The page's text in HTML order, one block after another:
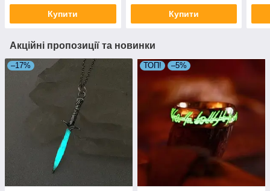
Купити Купити
Акційні пропозиції та новинки
–17% ТОП! –5%